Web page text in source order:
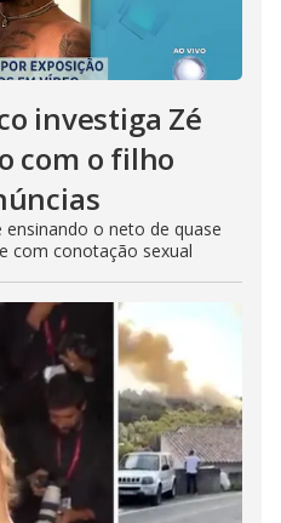
investiga Zé
com o filho
o neto de quase
com conotação sexual